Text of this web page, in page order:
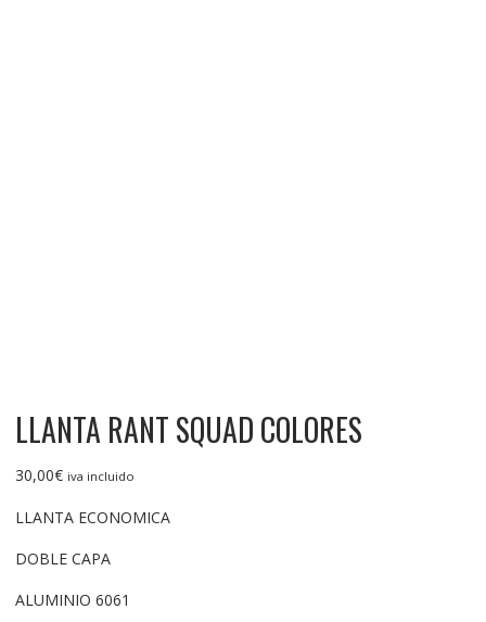
LLANTA RANT SQUAD COLORES
30,00€ iva incluido
LLANTA ECONOMICA
DOBLE CAPA
ALUMINIO 6061